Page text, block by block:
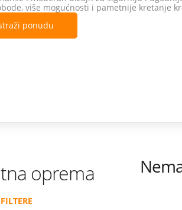
više mogućnosti i pametnije kretanje
ponudu
oprema